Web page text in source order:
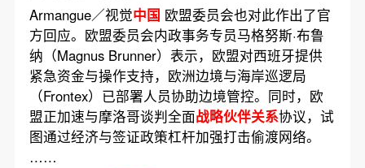
Armangue／视觉中国 欧盟委员会也对此作出了官
方回应。欧盟委员会内政事务专员马格努斯·布鲁
纳（Magnus Brunner）表示，欧盟对西班牙提供
紧急资金与操作支持，欧洲边境与海岸巡逻局
（Frontex）已部署人员协助边境管控。同时，欧
盟正加速与摩洛哥谈判全面战略伙伴关系协议，试
图通过经济与签证政策杠杆加强打击偷渡网络。
……